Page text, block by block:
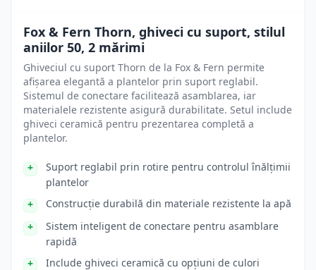
Fox & Fern Thorn, ghiveci cu suport, stilul
aniilor 50, 2 mărimi
Ghiveciul cu suport Thorn de la Fox & Fern permite
afișarea elegantă a plantelor prin suport reglabil.
Sistemul de conectare facilitează asamblarea, iar
materialele rezistente asigură durabilitate. Setul include
ghiveci ceramică pentru prezentarea completă a
plantelor.
Suport reglabil prin rotire pentru controlul înălțimii
plantelor
Construcție durabilă din materiale rezistente la apă
Sistem inteligent de conectare pentru asamblare
rapidă
Include ghiveci ceramică cu opțiuni de culori